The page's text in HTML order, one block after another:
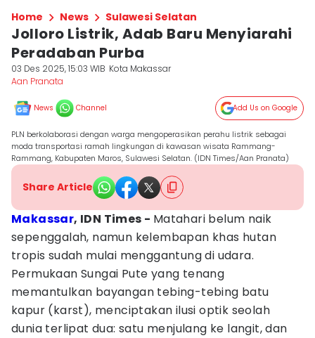
Home News Sulawesi Selatan
Jolloro Listrik, Adab Baru Menyiarahi
Peradaban Purba
03 Des 2025, 15:03 WIB Kota Makassar
Aan Pranata
News Channel Add Us on Google
PLN berkolaborasi dengan warga mengoperasikan perahu listrik sebagai
moda transportasi ramah lingkungan di kawasan wisata Rammang-
Rammang, Kabupaten Maros, Sulawesi Selatan. (IDN Times/Aan Pranata)
Share Article
Makassar, IDN Times - Matahari belum naik
sepenggalah, namun kelembapan khas hutan
tropis sudah mulai menggantung di udara.
Permukaan Sungai Pute yang tenang
memantulkan bayangan tebing-tebing batu
kapur (karst), menciptakan ilusi optik seolah
dunia terlipat dua: satu menjulang ke langit, dan